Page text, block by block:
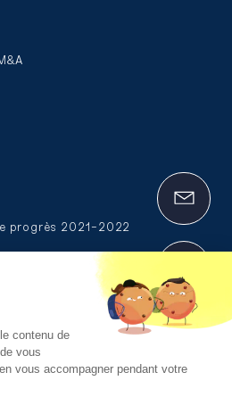
progrès 2021-2022
Qualiopi
contenu de
vous
vous accompagner pendant votre